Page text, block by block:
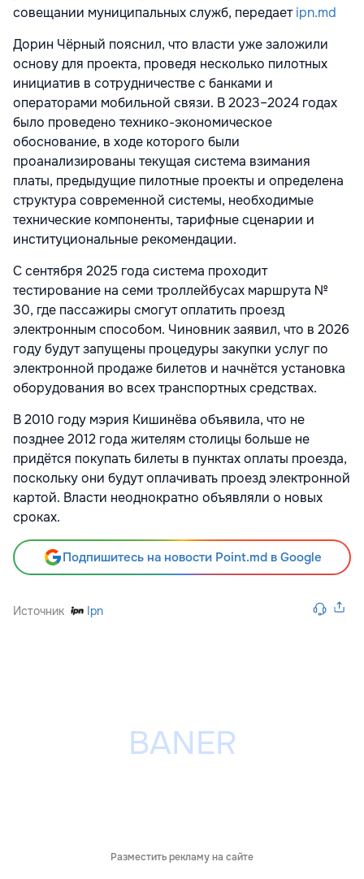
совещании муниципальных служб, передаетipn.md
Дорин Чёрный пояснил, что власти уже заложили
основу для проекта, проведя несколько пилотных
инициатив в сотрудничестве с банками и
операторами мобильной связи. В 2023–2024 годах
было проведено технико-экономическое
обоснование, в ходе которого были
проанализированы текущая система взимания
платы, предыдущие пилотные проекты и определена
структура современной системы, необходимые
технические компоненты, тарифные сценарии и
институциональные рекомендации.
С сентября 2025 года система проходит
тестирование на семи троллейбусах маршрута №
30, где пассажиры смогут оплатить проезд
электронным способом. Чиновник заявил, что в 2026
году будут запущены процедуры закупки услуг по
электронной продаже билетов и начнётся установка
оборудования во всех транспортных средствах.
В 2010 году мэрия Кишинёва объявила, что не
позднее 2012 года жителям столицы больше не
придётся покупать билеты в пунктах оплаты проезда,
поскольку они будут оплачивать проезд электронной
картой. Власти неоднократно объявляли о новых
сроках.
Подпишитесь на новости Point.md в Google
Источник Ipn
Разместить рекламу на сайте